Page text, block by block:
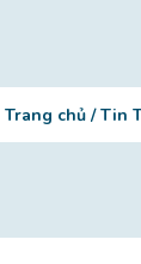
Trang chủ /Tin